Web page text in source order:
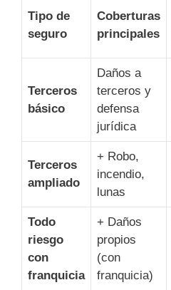
Tipo de
seguro
Coberturas
principales
Terceros
básico
Daños a
terceros y
defensa
jurídica
Terceros
ampliado
+ Robo,
incendio,
lunas
Todo
riesgo
con
franquicia
+ Daños
propios
(con
franquicia)